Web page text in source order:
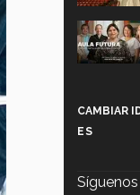
CAMBIAR
ES
Síguenos